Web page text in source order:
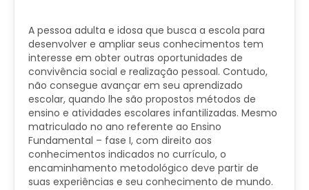
A pessoa adulta e idosa que busca a escola para
desenvolver e ampliar seus conhecimentos tem
interesse em obter outras oportunidades de
convivência social e realização pessoal. Contudo,
não consegue avançar em seu aprendizado
escolar, quando lhe são propostos métodos de
ensino e atividades escolares infantilizadas. Mesmo
matriculado no ano referente ao Ensino
Fundamental – fase I, com direito aos
conhecimentos indicados no currículo, o
encaminhamento metodológico deve partir de
suas experiências e seu conhecimento de mundo.